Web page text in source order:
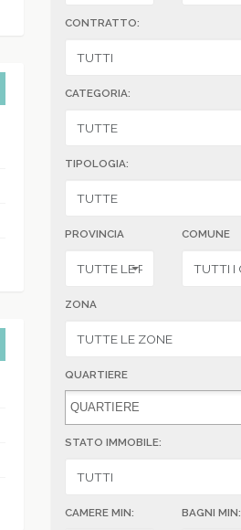
CONTRATTO:
CATEGORIA:
TIPOLOGIA:
PROVINCIA COMUNE
ZONA
QUARTIERE
STATO IMMOBILE:
CAMERE MIN: BAGNI MIN: